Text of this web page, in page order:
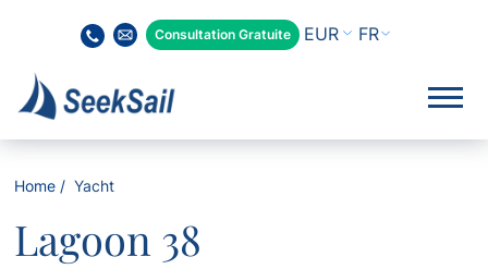
Consultation Gratuite FR
Home Yacht
Lagoon 38